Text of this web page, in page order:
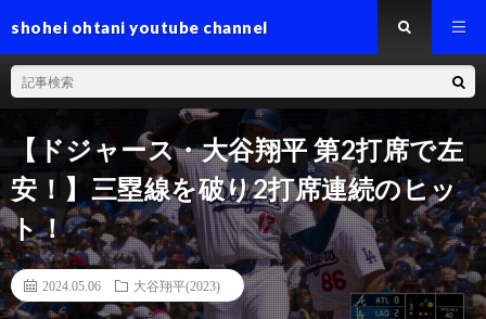
shohei ohtani youtube channel
【ドジャース・大谷翔平 第2打席で左
安！】三塁線を破り2打席連続のヒッ
ト！
2024.05.06 大谷翔平(2023)